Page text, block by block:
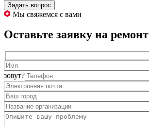
Задать вопрос
Мы свяжемся с вами
Оставьте заявку на ремонт
зовут?